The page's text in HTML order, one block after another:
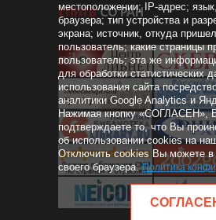
местоположении; IP-адрес;
браузера; тип устройства и
экрана; источник, откуда
пользователь; какие страницы
пользователь; эта же
для обработки статистических
использования сайта
аналитики Google Analytics и
Нажимая кнопку «СОГЛАСЕН»,
подтверждаете то, что Вы
об использовании cookies на
Отключить cookies Вы можете в
своего браузера.Политика